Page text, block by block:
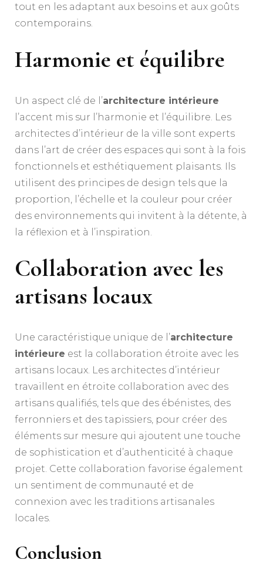
tout en les adaptant aux besoins et aux goûts
contemporains.
Harmonie et équilibre
Un aspect clé de l’architecture intérieure
l’accent mis sur l’harmonie et l’équilibre. Les
architectes d’intérieur de la ville sont experts
dans l’art de créer des espaces qui sont à la fois
fonctionnels et esthétiquement plaisants. Ils
utilisent des principes de design tels que la
proportion, l’échelle et la couleur pour créer
des environnements qui invitent à la détente, à
la réflexion et à l’inspiration.
Collaboration avec les
artisans locaux
Une caractéristique unique de l’architecture
intérieure est la collaboration étroite avec les
artisans locaux. Les architectes d’intérieur
travaillent en étroite collaboration avec des
artisans qualifiés, tels que des ébénistes, des
ferronniers et des tapissiers, pour créer des
éléments sur mesure qui ajoutent une touche
de sophistication et d’authenticité à chaque
projet. Cette collaboration favorise également
un sentiment de communauté et de
connexion avec les traditions artisanales
locales.
Conclusion